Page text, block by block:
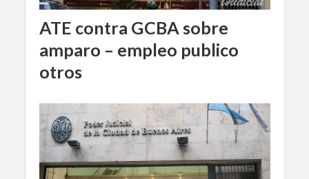
ATE contra GCBA sobre
amparo – empleo publico
otros